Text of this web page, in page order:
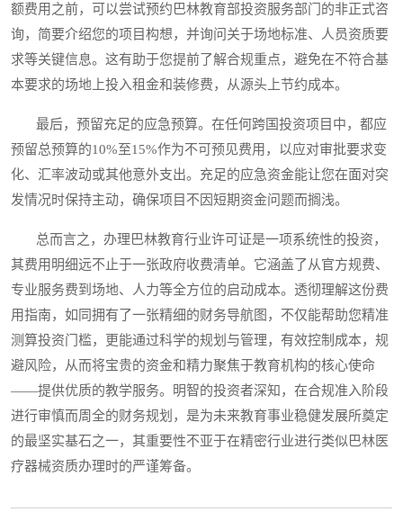
额费用之前，可以尝试预约巴林教育部投资服务部门的非正式咨
询，简要介绍您的项目构想，并询问关于场地标准、人员资质要
求等关键信息。这有助于您提前了解合规重点，避免在不符合基
本要求的场地上投入租金和装修费，从源头上节约成本。
最后，预留充足的应急预算。在任何跨国投资项目中，都应
预留总预算的10%至15%作为不可预见费用，以应对审批要求变
化、汇率波动或其他意外支出。充足的应急资金能让您在面对突
发情况时保持主动，确保项目不因短期资金问题而搁浅。
总而言之，办理巴林教育行业许可证是一项系统性的投资，
其费用明细远不止于一张政府收费清单。它涵盖了从官方规费、
专业服务费到场地、人力等全方位的启动成本。透彻理解这份费
用指南，如同拥有了一张精细的财务导航图，不仅能帮助您精准
测算投资门槛，更能通过科学的规划与管理，有效控制成本，规
避风险，从而将宝贵的资金和精力聚焦于教育机构的核心使命
——提供优质的教学服务。明智的投资者深知，在合规准入阶段
进行审慎而周全的财务规划，是为未来教育事业稳健发展所奠定
的最坚实基石之一，其重要性不亚于在精密行业进行类似巴林医
疗器械资质办理时的严谨筹备。